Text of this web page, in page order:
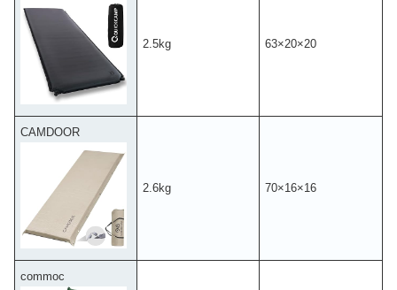
2.5kg 63×20×20
CAMDOOR
2.6kg 70×16×16
commoc